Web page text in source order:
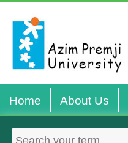
Home About Us